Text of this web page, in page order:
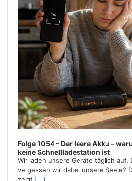
Folge 1054 – Der leere Akku –
keine Schnellladestation ist
Wir laden unsere Geräte täglich auf.
vergessen wir dabei unsere Seele?
zeigt,[...]